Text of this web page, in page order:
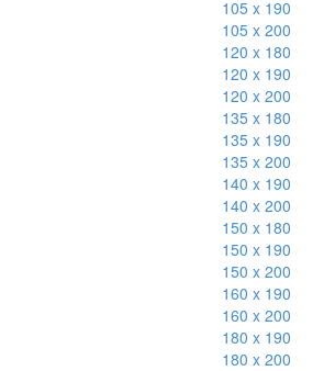
105 x 190
105 x 200
120 x 180
120 x 190
120 x 200
135 x 180
135 x 190
135 x 200
140 x 190
140 x 200
150 x 180
150 x 190
150 x 200
160 x 190
160 x 200
180 x 190
180 x 200